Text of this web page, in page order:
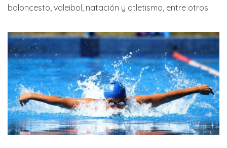
baloncesto, voleibol, natación y atletismo, entre otros.